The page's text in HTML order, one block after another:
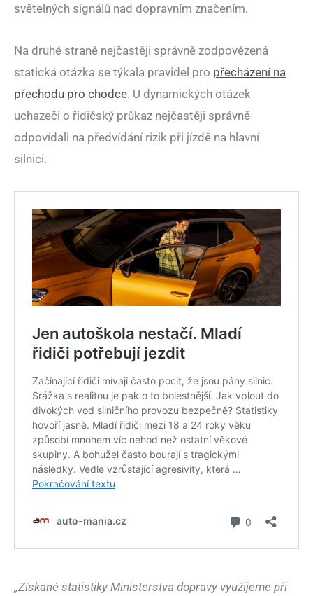
světelných signálů nad dopravním značením.
Na druhé straně nejčastěji správně zodpovězená
statická otázka se týkala pravidel pro přecházení na
přechodu pro chodce. U dynamických otázek
uchazeči o řidičský průkaz nejčastěji správně
odpovídali na předvídání rizik při jízdě na hlavní
silnici.
„Získané statistiky Ministerstva dopravy využijeme při